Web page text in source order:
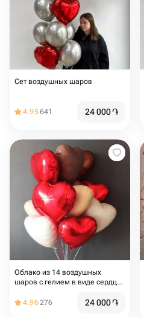
Сет воздушных шаров
4.95641 24 000֏
Облако из 14 воздушных
шаров с гелием в виде сердца
4.96276 24 000֏